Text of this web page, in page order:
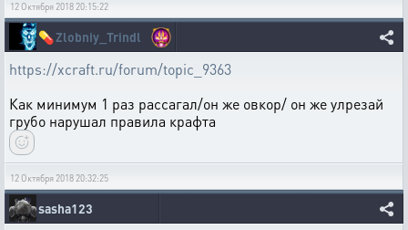
12 Октября 2018 20:15:22
💊Zlobniy_Trindl
https://xcraft.ru/forum/topic_9363
Как минимум 1 раз рассагал/он же овкор/ он же улрезай
грубо нарушал правила крафта
12 Октября 2018 20:32:25
sasha123